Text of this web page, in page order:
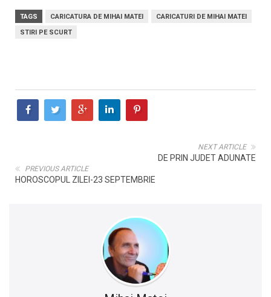
TAGS CARICATURA DE MIHAI MATEI
CARICATURI DE MIHAI MATEI
STIRI PE SCURT
NEXT ARTICLE
DE PRIN JUDET ADUNATE
PREVIOUS ARTICLE
HOROSCOPUL ZILEI-23 SEPTEMBRIE